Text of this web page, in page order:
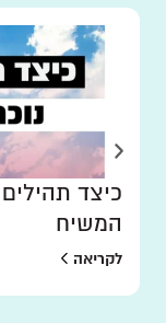
כיצד
המשיח
לקריאה